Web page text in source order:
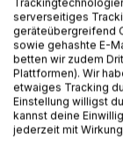
Menschen
„Ich empfehle
das eigene
selbst zu sein.
therapeutischen
Herz legen, die
serverseitiges
geräteübergreifend
sowie gehashte E-
betten wir zudem
Plattformen). Wir
etwaiges Tracking
Einstellung willigst
kannst deine
jederzeit mit